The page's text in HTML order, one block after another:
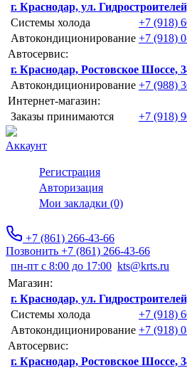
г. Краснодар, ул.
Системы холода
+7 (918)
Автокондиционирование +7 (918)
Автосервис:
г. Краснодар, Ростовское Шоссе,
Автокондиционирование +7 (988)
Интернет-магазин:
Заказы принимаются
+7 (918)
Аккаунт
Регистрация
Авторизация
Мои закладки (0)
+7 (861) 266-43-66
Позвонить +7 (861) 266-43-66
пн-пт с 8:00 до 17:00 kts@krts.ru
Магазин:
г. Краснодар, ул.
Системы холода
+7 (918)
Автокондиционирование +7 (918)
Автосервис:
г. Краснодар, Ростовское Шоссе,